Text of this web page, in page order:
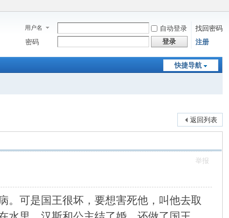
用户名 自动登录
找回密码
密码
登录 注册
快捷导航
返回列表
举报
。可是国王很坏，要想害死他，叫他去取